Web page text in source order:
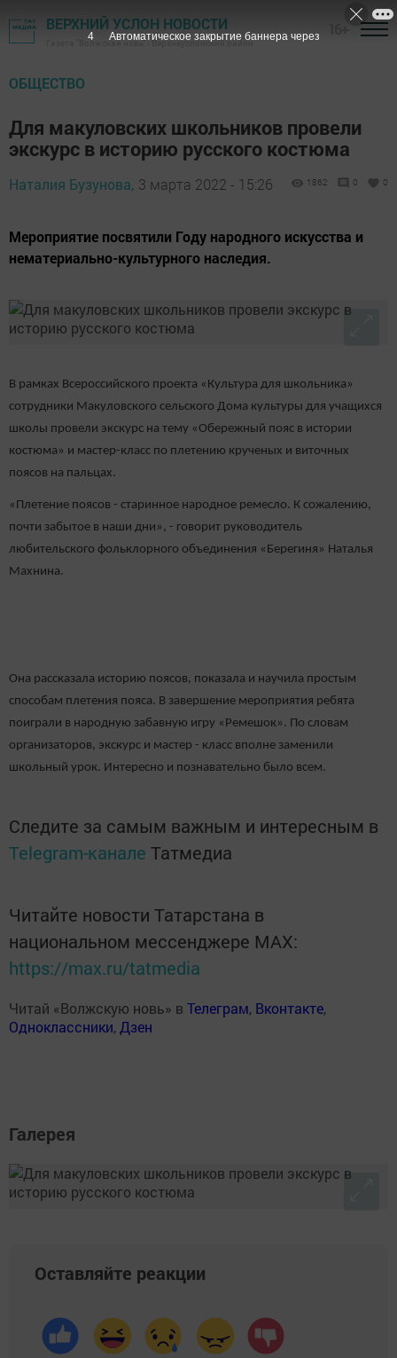
ВЕРХНИЙ УСЛОН НОВОСТИ
Газета "Волжская новь" - Верхнеуслонский район
ОБЩЕСТВО
Для макуловских школьников провели
экскурс в историю русского костюма
Наталия Бузунова, 3 марта 2022 - 15:26 1862 0 0
Мероприятие посвятили Году народного искусства и
нематериально-культурного наследия.
В рамках Всероссийского проекта «Культура для школьника»
сотрудники Макуловского сельского Дома культуры для учащихся
школы провели экскурс на тему «Обережный пояс в истории
костюма» и мастер-класс по плетению крученых и виточных
поясов на пальцах.
«Плетение поясов - старинное народное ремесло. К сожалению,
почти забытое в наши дни», - говорит руководитель
любительского фольклорного объединения «Берегиня» Наталья
Махнина.
Она рассказала историю поясов, показала и научила простым
способам плетения пояса. В завершение мероприятия ребята
поиграли в народную забавную игру «Ремешок». По словам
организаторов, экскурс и мастер - класс вполне заменили
школьный урок. Интересно и познавательно было всем.
Следите за самым важным и интересным в
Telegram-канале Татмедиа
Читайте новости Татарстана в
национальном мессенджере MАХ:
https://max.ru/tatmedia
Читай «Волжскую новь» в Телеграм, Вконтакте,
Одноклассники,Дзен
Галерея
Оставляйте реакции
3 Автоматическое закрытие баннера через